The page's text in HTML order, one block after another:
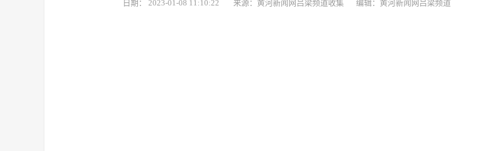
日期： 2023-01-08 11:10:22 来源：黄河新闻网吕梁频道收集 编辑：黄河新闻网吕梁频道